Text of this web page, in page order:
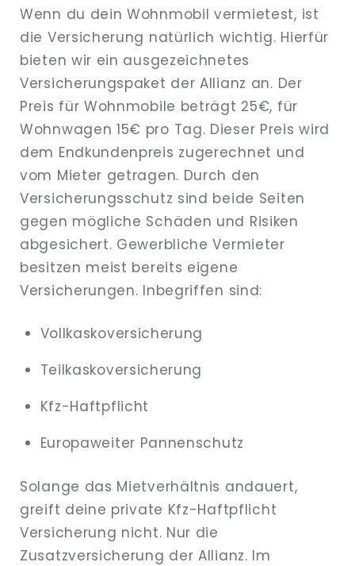
Wenn du dein Wohnmobil vermietest, ist
die Versicherung natürlich wichtig. Hierfür
bieten wir ein ausgezeichnetes
Versicherungspaket der Allianz an. Der
Preis für Wohnmobile beträgt 25€, für
Wohnwagen 15€ pro Tag. Dieser Preis wird
dem Endkundenpreis zugerechnet und
vom Mieter getragen. Durch den
Versicherungsschutz sind beide Seiten
gegen mögliche Schäden und Risiken
abgesichert. Gewerbliche Vermieter
besitzen meist bereits eigene
Versicherungen. Inbegriffen sind:
Vollkaskoversicherung
Teilkaskoversicherung
Kfz-Haftpflicht
Europaweiter Pannenschutz
Solange das Mietverhältnis andauert,
greift deine private Kfz-Haftpflicht
Versicherung nicht. Nur die
Zusatzversicherung der Allianz. Im